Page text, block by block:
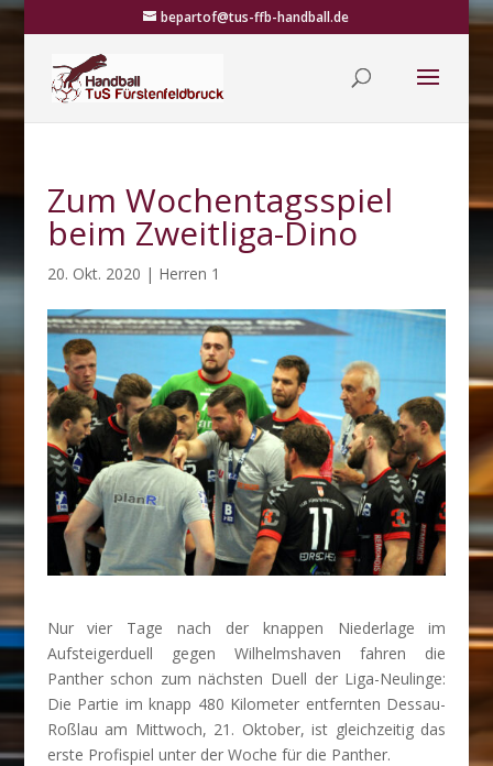
bepartof@tus-ffb-handball.de
Zum Wochentagsspiel
beim Zweitliga-Dino
20. Okt. 2020 | Herren 1
Nur vier Tage nach der knappen Niederlage im
Aufsteigerduell gegen Wilhelmshaven fahren die
Panther schon zum nächsten Duell der Liga-Neulinge:
Die Partie im knapp 480 Kilometer entfernten Dessau-
Roßlau am Mittwoch, 21. Oktober, ist gleichzeitig das
erste Profispiel unter der Woche für die Panther.